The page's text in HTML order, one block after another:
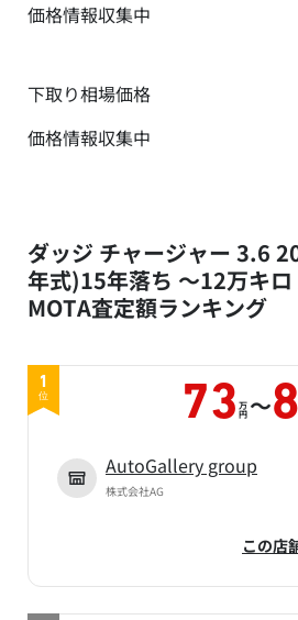
価格情報収集中
下取り相場価格
価格情報収集中
ダッジ チャージャー 3.6
年式)15年落ち ～12万キ
MOTA査定額ランキング
1
位 73 万
円 ～
AutoGallery group
株式会社AG
この店